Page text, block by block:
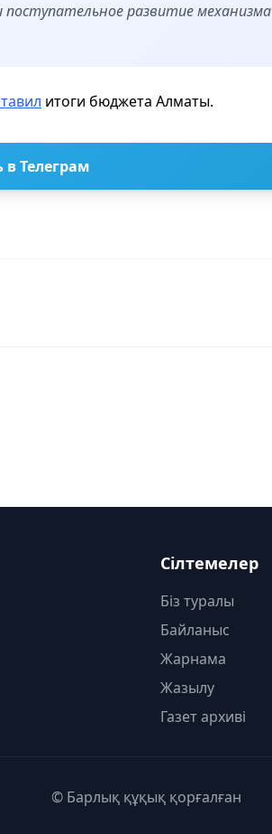
поступательное развитие механизма
итоги бюджета Алматы.
Телеграм
Сілтемелер
Біз туралы
Байланыс
Жарнама
Жазылу
Газет архиві
© Барлық құқық қорғалған